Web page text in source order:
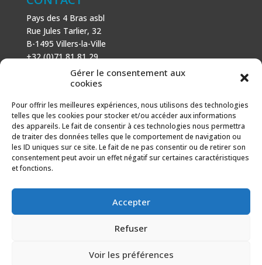
Gérer le consentement aux
cookies
Pour offrir les meilleures expériences, nous utilisons des technologies
telles que les cookies pour stocker et/ou accéder aux informations
des appareils. Le fait de consentir à ces technologies nous permettra
de traiter des données telles que le comportement de navigation ou
les ID uniques sur ce site. Le fait de ne pas consentir ou de retirer son
consentement peut avoir un effet négatif sur certaines caractéristiques
et fonctions.
Accepter
Refuser
Voir les préférences
Pays des 4 Bras asbl
Rue Jules Tarlier, 32
B-1495 Villers-la-Ville
+32 (0)71 81 81 29
N° d’entreprise : 666 464 432
Mentions légales
AVEC LE SOUTIEN DE
Fonds européen agricole pour le développement rural :
l’Europe investit dans les zones rurales.